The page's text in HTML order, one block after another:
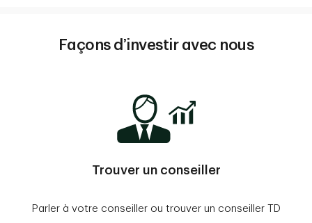
Façons d’investir avec nous
Trouver un conseiller
Parler à votre conseiller ou trouver un conseiller TD